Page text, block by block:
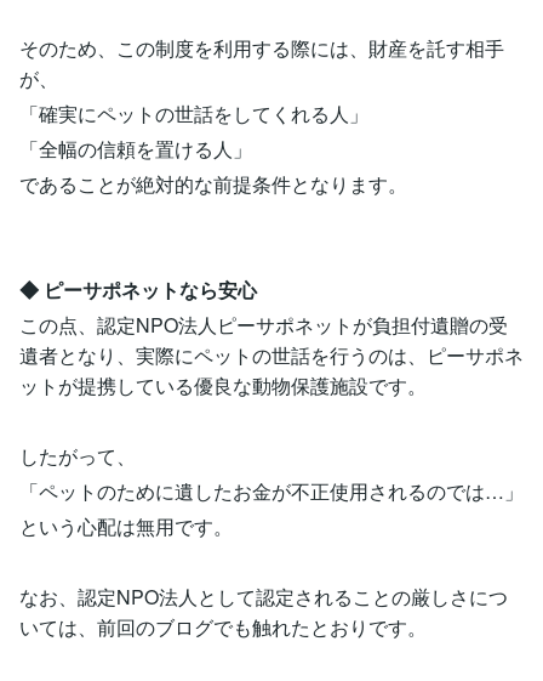
そのため、この制度を利用する際には、財産を託す相手
が、
「確実にペットの世話をしてくれる人」
「全幅の信頼を置ける人」
であることが絶対的な前提条件となります。
◆ ピーサポネットなら安心
この点、認定NPO法人ピーサポネットが負担付遺贈の受
遺者となり、実際にペットの世話を行うのは、ピーサポネ
ットが提携している優良な動物保護施設です。
したがって、
「ペットのために遺したお金が不正使用されるのでは…」
という心配は無用です。
なお、認定NPO法人として認定されることの厳しさにつ
いては、前回のブログでも触れたとおりです。